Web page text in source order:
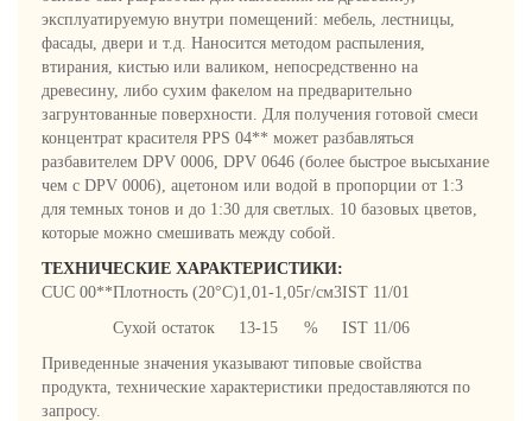
эксплуатируемую внутри помещений: мебель, лестницы,
фасады, двери и т.д. Наносится методом распыления,
втирания, кистью или валиком, непосредственно на
древесину, либо сухим факелом на предварительно
загрунтованные поверхности. Для получения готовой смеси
концентрат красителя PPS 04** может разбавляться
разбавителем DPV 0006, DPV 0646 (более быстрое высыхание
чем с DPV 0006), ацетоном или водой в пропорции от 1:3
для темных тонов и до 1:30 для светлых. 10 базовых цветов,
которые можно смешивать между собой.
ТЕХНИЧЕСКИЕ ХАРАКТЕРИСТИКИ:
СUC 00**Плотность (20°C)1,01-1,05г/см3IST 11/01
Сухой остаток
13-15 %
IST 11/06
Приведенные значения указывают типовые свойства
продукта, технические характеристики предоставляются по
запросу.